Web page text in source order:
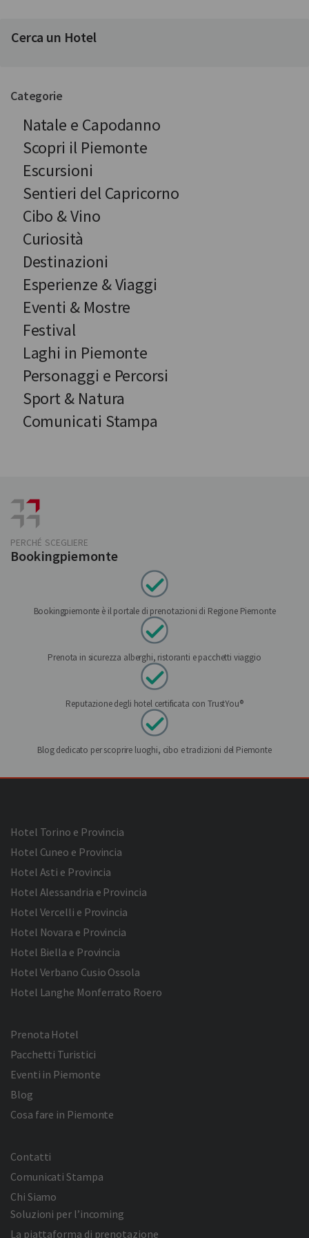
Cerca un Hotel
Categorie
Natale e Capodanno
Scopri il Piemonte
Escursioni
Sentieri del Capricorno
Cibo & Vino
Curiosità
Destinazioni
Esperienze & Viaggi
Eventi & Mostre
Festival
Laghi in Piemonte
Personaggi e Percorsi
Sport & Natura
Comunicati Stampa
PERCHÉ SCEGLIERE
Bookingpiemonte
Bookingpiemonte è il portale di prenotazioni di Regione Piemonte
Prenota in sicurezza alberghi, ristoranti e pacchetti viaggio
Reputazione degli hotel certificata con TrustYou®
Blog dedicato per scoprire luoghi, cibo e tradizioni del Piemonte
Hotel Torino e Provincia
Hotel Cuneo e Provincia
Hotel Asti e Provincia
Hotel Alessandria e Provincia
Hotel Vercelli e Provincia
Hotel Novara e Provincia
Hotel Biella e Provincia
Hotel Verbano Cusio Ossola
Hotel Langhe Monferrato Roero
Prenota Hotel
Pacchetti Turistici
Eventi in Piemonte
Blog
Cosa fare in Piemonte
Contatti
Comunicati Stampa
Chi Siamo
Soluzioni per l’incoming
La piattaforma di prenotazione